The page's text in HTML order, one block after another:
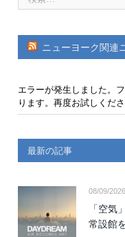
ニューヨーク関連
エラーが発生しました。
ります。再度お試しくださ
最新の記事
08/09/2026
「空気
常設館